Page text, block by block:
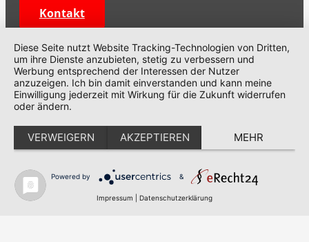
Kontakt
MENÜ
Home
AGB
Datenschutzerklärung
Diese Seite nutzt Website Tracking-Technologien von Dritten,
um ihre Dienste anzubieten, stetig zu verbessern und
Werbung entsprechend der Interessen der Nutzer
anzuzeigen. Ich bin damit einverstanden und kann meine
Einwilligung jederzeit mit Wirkung für die Zukunft widerrufen
oder ändern.
VERWEIGERN AKZEPTIEREN MEHR
Powered by &
Impressum Datenschutzerklärung